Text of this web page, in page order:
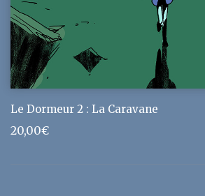
Le Dormeur 2 : La Caravane
20,00€